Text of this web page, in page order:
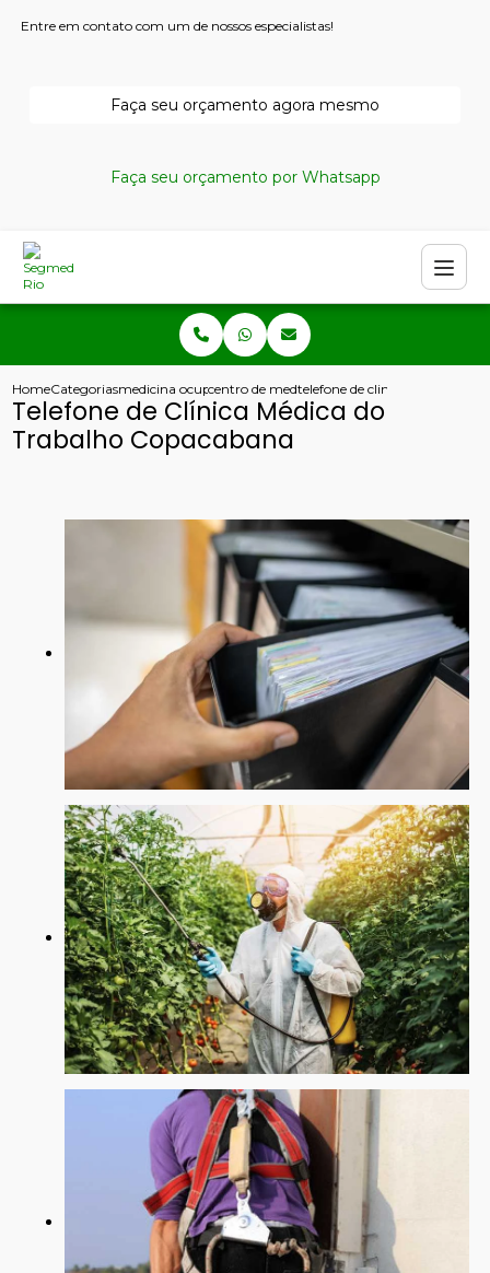
Entre em contato com um de nossos especialistas!
Faça seu orçamento agora mesmo
Faça seu orçamento por Whatsapp
HomeCategoriasmedicina ocupacionalcentro de medicina ocupacional
telefone de clinica medica do
Telefone de Clínica Médica do
Trabalho Copacabana